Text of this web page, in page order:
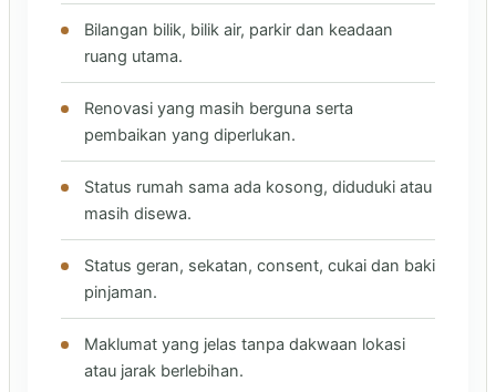
Bilangan bilik, bilik air, parkir dan keadaan
ruang utama.
Renovasi yang masih berguna serta
pembaikan yang diperlukan.
Status rumah sama ada kosong, diduduki atau
masih disewa.
Status geran, sekatan, consent, cukai dan baki
pinjaman.
Maklumat yang jelas tanpa dakwaan lokasi
atau jarak berlebihan.